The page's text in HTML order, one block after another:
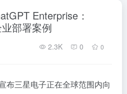
Enterprise：
部署案例
2.3K 0 0
布三星电子正在全球范围内向